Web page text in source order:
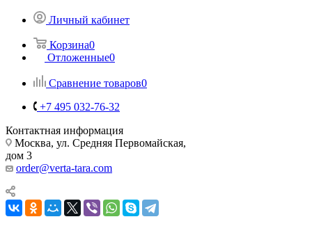
Личный кабинет
Корзина0
Отложенные0
Сравнение товаров0
+7 495 032-76-32
Контактная информация
Москва, ул. Средняя Первомайская,
дом 3
order@verta-tara.com